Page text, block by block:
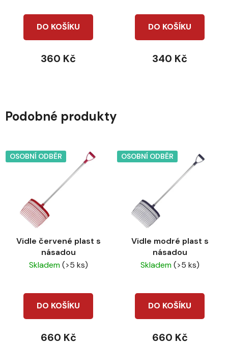
DO KOŠÍKU
360 Kč
DO KOŠÍKU
340 Kč
Podobné produkty
OSOBNÍ ODBĚR
Vidle červené plast s
násadou
Skladem(>5 ks)
DO KOŠÍKU
660 Kč
OSOBNÍ ODBĚR
Vidle modré plast s
násadou
Skladem(>5 ks)
DO KOŠÍKU
660 Kč